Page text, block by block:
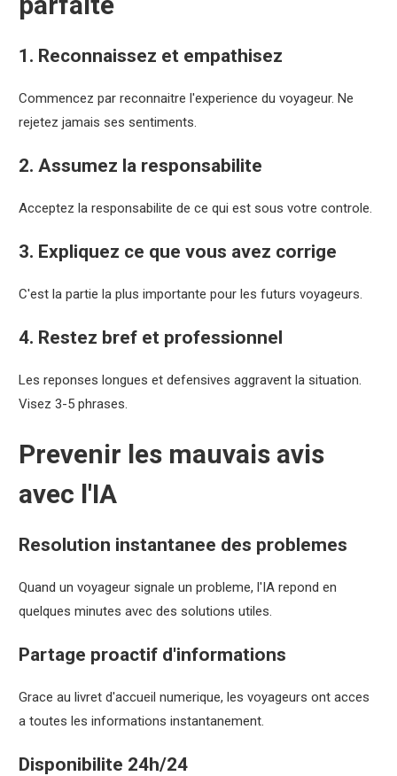
1. Reconnaissez et empathisez
Commencez par reconnaitre l'experience du voyageur. Ne
rejetez jamais ses sentiments.
2. Assumez la responsabilite
Acceptez la responsabilite de ce qui est sous votre controle.
3. Expliquez ce que vous avez corrige
C'est la partie la plus importante pour les futurs voyageurs.
4. Restez bref et professionnel
Les reponses longues et defensives aggravent la situation.
Visez 3-5 phrases.
Prevenir les mauvais avis
avec l'IA
Resolution instantanee des problemes
Quand un voyageur signale un probleme, l'IA repond en
quelques minutes avec des solutions utiles.
Partage proactif d'informations
Grace au livret d'accueil numerique, les voyageurs ont acces
a toutes les informations instantanement.
Disponibilite 24h/24